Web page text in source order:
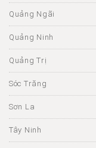
Quảng Ngãi
Quảng Ninh
Quảng Trị
Sóc Trăng
Sơn La
Tây Ninh